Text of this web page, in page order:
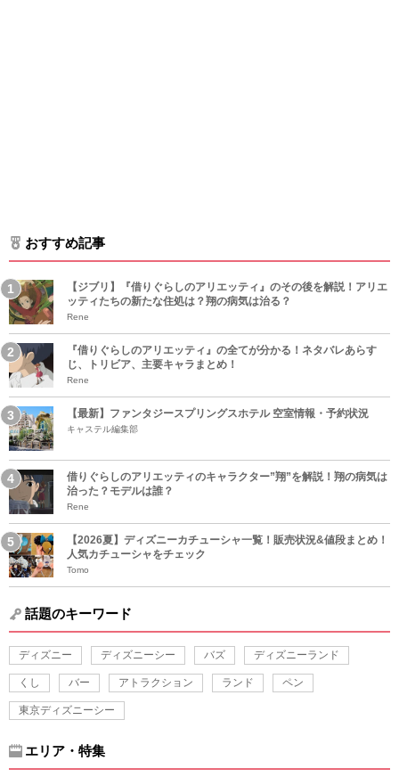
おすすめ記事
【ジブリ】『借りぐらしのアリエッティ』のその後を解説！アリエ
ッティたちの新たな住処は？翔の病気は治る？
Rene
『借りぐらしのアリエッティ』の全てが分かる！ネタバレあらす
じ、トリビア、主要キャラまとめ！
Rene
【最新】ファンタジースプリングスホテル 空室情報・予約状況
キャステル編集部
借りぐらしのアリエッティのキャラクター”翔”を解説！翔の病気は
治った？モデルは誰？
Rene
【2026夏】ディズニーカチューシャ一覧！販売状況&値段まとめ！
人気カチューシャをチェック
Tomo
話題のキーワード
ディズニー ディズニーシー バズ ディズニーランド
くし バー アトラクション ランド ペン
東京ディズニーシー
エリア・特集